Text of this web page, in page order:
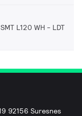
L120 WH LDT
92156 Suresnes